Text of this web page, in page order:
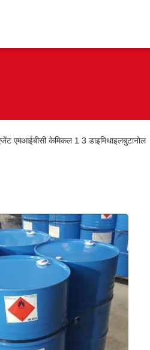
एमआईबीसी केमिकल 1 3 डाइमिथाइलबुटानोल